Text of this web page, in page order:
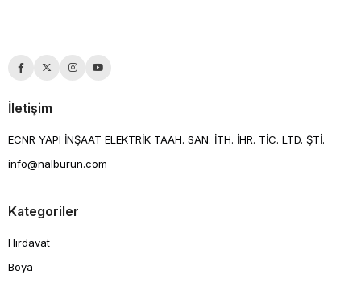
İletişim
ECNR YAPI İNŞAAT ELEKTRİK TAAH. SAN. İTH. İHR. TİC. LTD. ŞTİ.
info@nalburun.com
Kategoriler
Hırdavat
Boya